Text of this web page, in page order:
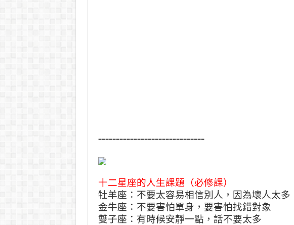
==============================
十二星座的人生課題（必修課）
牡羊座：不要太容易相信別人，因為壞人太多
金牛座：不要害怕單身，要害怕找錯對象
雙子座：有時候安靜一點，話不要太多